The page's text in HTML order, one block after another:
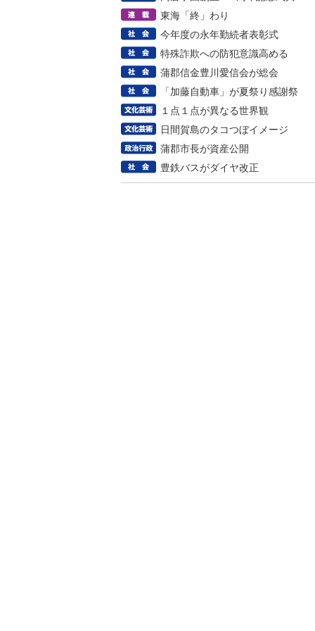
東海「終」わり
今年度の永年勤続者表彰式
特殊詐欺への防犯意識高める
蒲郡信金豊川愛信会が総会
「加藤自動車」が夏祭り感謝祭
１点１点が異なる世界観
日間賀島のタコつぼイメージ
蒲郡市長が資産公開
豊鉄バスがダイヤ改正